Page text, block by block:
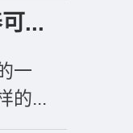
...
一
的...